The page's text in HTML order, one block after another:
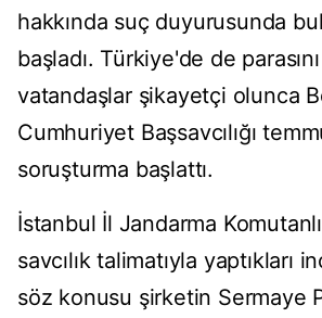
hakkında suç duyurusunda
başladı. Türkiye'de de
vatandaşlar şikayetçi olunca
Cumhuriyet Başsavcılığı
soruşturma başlattı.
İstanbul İl Jandarma
savcılık talimatıyla yaptıkları
söz konusu şirketin Sermaye